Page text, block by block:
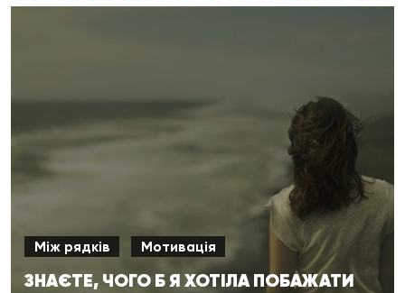
Між рядків Мотивація
ЗНАЄТЕ, ЧОГО Б Я ХОТІЛА ПОБАЖАТИ